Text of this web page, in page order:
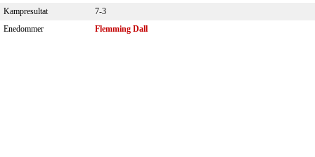
Kampresultat
7-3
Enedommer
Flemming Dall